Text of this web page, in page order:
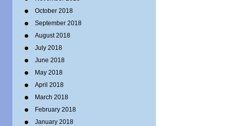
October 2018
September 2018
August 2018
July 2018
June 2018
May 2018
April 2018
March 2018
February 2018
January 2018